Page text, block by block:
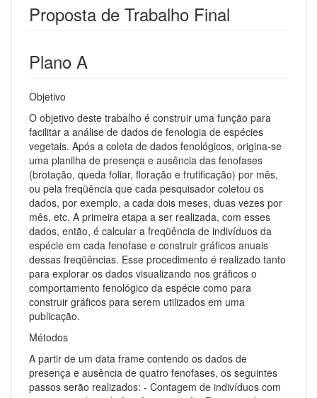
Proposta de Trabalho Final
Plano A
Objetivo
O objetivo deste trabalho é construir uma função para
facilitar a análise de dados de fenologia de espécies
vegetais. Após a coleta de dados fenológicos, origina-se
uma planilha de presença e ausência das fenofases
(brotação, queda foliar, floração e frutificação) por mês,
ou pela freqüência que cada pesquisador coletou os
dados, por exemplo, a cada dois meses, duas vezes por
mês, etc. A primeira etapa a ser realizada, com esses
dados, então, é calcular a freqüência de indivíduos da
espécie em cada fenofase e construir gráficos anuais
dessas freqüências. Esse procedimento é realizado tanto
para explorar os dados visualizando nos gráficos o
comportamento fenológico da espécie como para
construir gráficos para serem utilizados em uma
publicação.
Métodos
A partir de um data frame contendo os dados de
presença e ausência de quatro fenofases, os seguintes
passos serão realizados: - Contagem de indivíduos com